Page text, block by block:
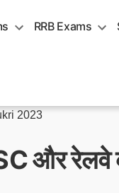
RRB Exams
2023
और रेलवे